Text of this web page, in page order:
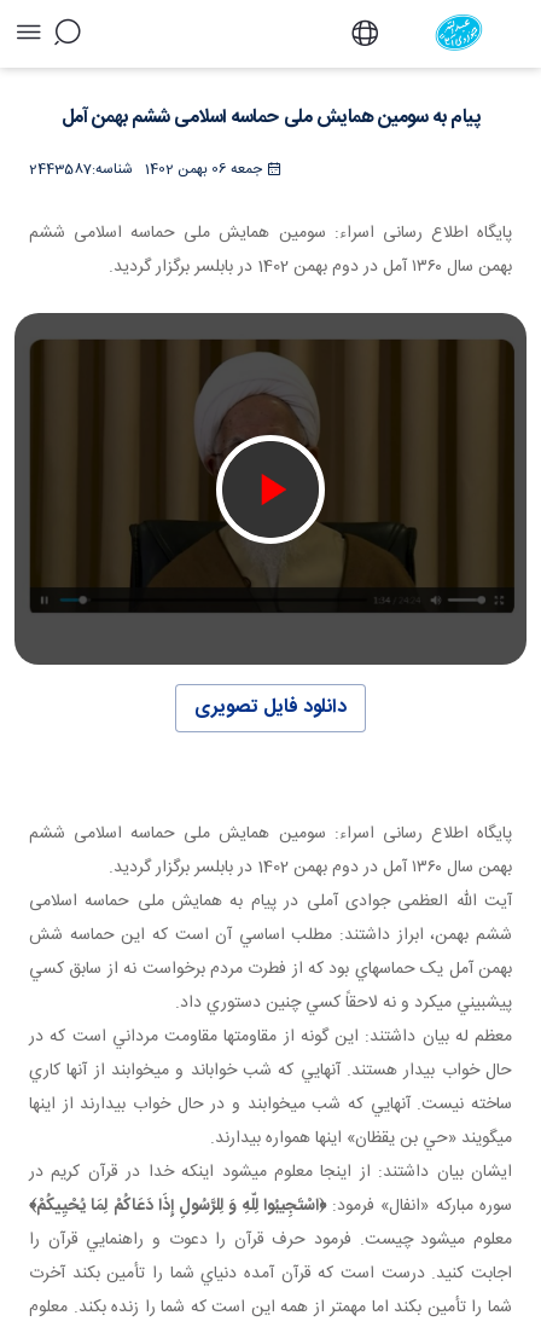
پیام به سومین همایش ملی حماسه اسلامی ششم
بهمن آمل - دفتر
پیام به سومین همایش ملی حماسه اسلامی ششم بهمن آمل
جمعه 06 بهمن 1402 2443587شناسه:
پایگاه اطلاع رسانی اسراء: سومین همایش ملی حماسه اسلامی ششم
بهمن سال ۱۳۶۰ آمل در دوم بهمن 1402 در بابلسر برگزار گردید.
دانلود فایل تصویری
پایگاه اطلاع رسانی اسراء: سومین همایش ملی حماسه اسلامی ششم
بهمن سال ۱۳۶۰ آمل در دوم بهمن 1402 در بابلسر برگزار گردید.
آیت الله العظمی جوادی آملی در پیام به همایش ملی حماسه اسلامی
ششم بهمن، ابراز داشتند: مطلب اساسي آن است که اين حماسه شش
بهمن آمل يک حماسه اي بود که از فطرت مردم برخواست نه از سابق کسي
پيش بيني مي کرد و نه لاحقاً کسي چنين دستوري داد.
معظم له بیان داشتند: اين گونه از مقاومت ها مقاومت مرداني است که در
حال خواب بيدار هستند. آنهايي که شب خواب اند و مي خوابند از آنها کاري
ساخته نيست. آنهايي که شب مي خوابند و در حال خواب بيدارند از اينها
مي گويند «حي بن يقظان» اينها همواره بيدارند.
ایشان بیان داشتند: از اينجا معلوم مي شود اينکه خدا در قرآن کريم در
سوره مبارکه «انفال» فرمود:﴿اسْتَجِيبُوا لِلّهِ وَ لِلرَّسُولِ إِذَا دَعَاكُمْ لِمَا يُحْيِيكُمْ﴾
معلوم مي شود چيست. فرمود حرف قرآن را دعوت و راهنمايي قرآن را
اجابت کنيد. درست است که قرآن آمده دنياي شما را تأمين بکند آخرت
شما را تأمين بکند اما مهم تر از همه اين است که شما را زنده بکند. معلوم